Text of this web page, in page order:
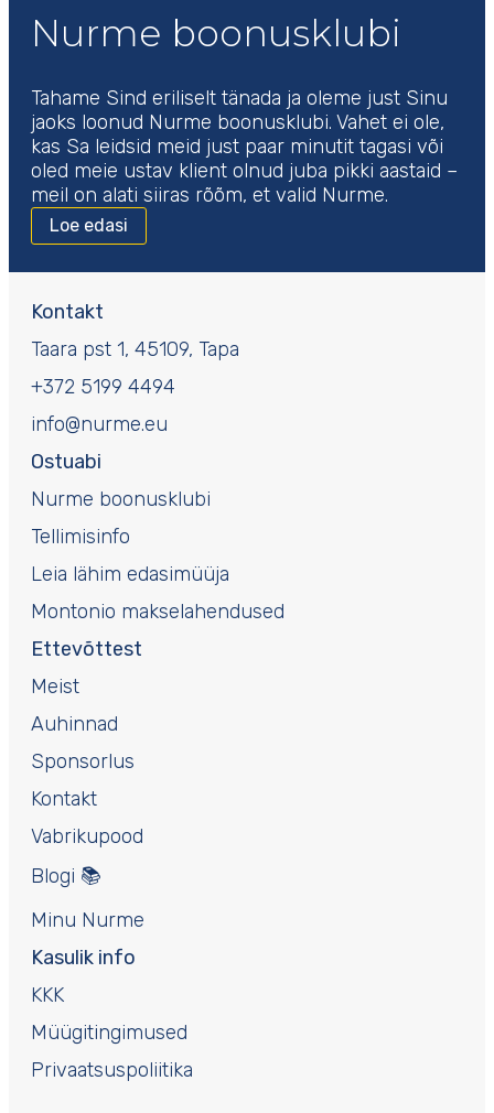
Nurme boonusklubi
Tahame Sind eriliselt tänada ja oleme just Sinu
jaoks loonud Nurme boonusklubi. Vahet ei ole,
kas Sa leidsid meid just paar minutit tagasi või
oled meie ustav klient olnud juba pikki aastaid –
meil on alati siiras rõõm, et valid Nurme.
Loe edasi
Kasulik info
KKK
Müügitingimused
Privaatsuspoliitika
Ettevõttest
Meist
Auhinnad
Sponsorlus
Kontakt
Vabrikupood
Blogi 📚
Minu Nurme
Ostuabi
Nurme boonusklubi
Tellimisinfo
Leia lähim edasimüüja
Montonio makselahendused
Kontakt
Taara pst 1, 45109, Tapa
+372 5199 4494
info@nurme.eu